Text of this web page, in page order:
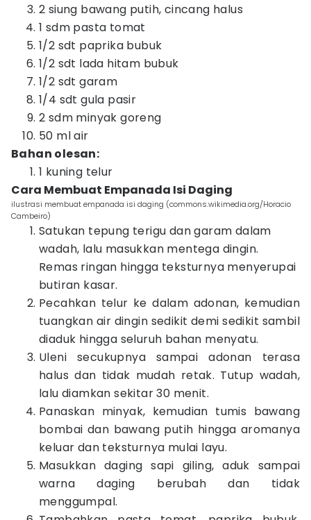
2 siung bawang putih, cincang halus
1 sdm pasta tomat
1/2 sdt paprika bubuk
1/2 sdt lada hitam bubuk
1/2 sdt garam
1/4 sdt gula pasir
2 sdm minyak goreng
50 ml air
Bahan olesan:
1 kuning telur
Cara Membuat Empanada Isi Daging
ilustrasi membuat empanada isi daging (commons.wikimedia.org/Horacio
Cambeiro)
Satukan tepung terigu dan garam dalam
wadah, lalu masukkan mentega dingin.
Remas ringan hingga teksturnya menyerupai
butiran kasar.
Pecahkan telur ke dalam adonan, kemudian
tuangkan air dingin sedikit demi sedikit sambil
diaduk hingga seluruh bahan menyatu.
Uleni secukupnya sampai adonan terasa
halus dan tidak mudah retak. Tutup wadah,
lalu diamkan sekitar 30 menit.
Panaskan minyak, kemudian tumis bawang
bombai dan bawang putih hingga aromanya
keluar dan teksturnya mulai layu.
Masukkan daging sapi giling, aduk sampai
warna daging berubah dan tidak
menggumpal.